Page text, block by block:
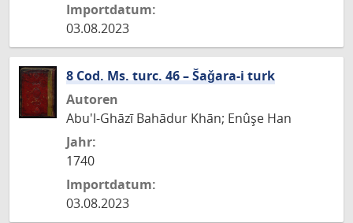
Importdatum:
03.08.2023
8 Cod. Ms. turc. 46 – Šaǧara-i turk
Autoren
Abu'l-Ghāzī Bahādur Khān; Enûşe Han
Jahr:
1740
Importdatum:
03.08.2023